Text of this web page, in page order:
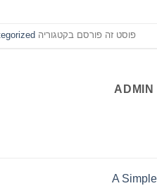
פוסט זה פורסם בקטגוריה
ADMIN